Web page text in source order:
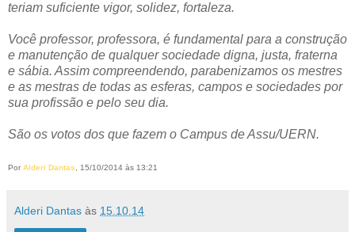
teriam suficiente vigor, solidez, fortaleza.
Você professor, professora, é fundamental para a construção
e manutenção de qualquer sociedade digna, justa, fraterna
e sábia. Assim compreendendo, parabenizamos os mestres
e as mestras de todas as esferas, campos e sociedades por
sua profissão e pelo seu dia.
São os votos dos que fazem o Campus de Assu/UERN.
Por Alderi Dantas, 15/10/2014 às 13:21
Alderi Dantas às 15.10.14